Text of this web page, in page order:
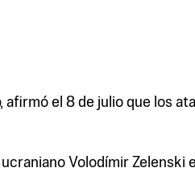
afirmó el 8 de julio que los
Volodímir